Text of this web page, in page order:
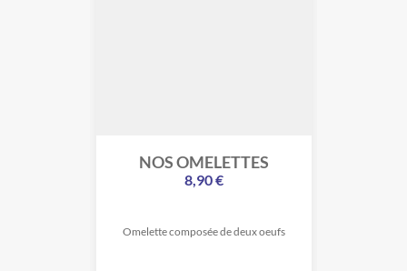
NOS OMELETTES
8,90 €
Omelette composée de deux oeufs